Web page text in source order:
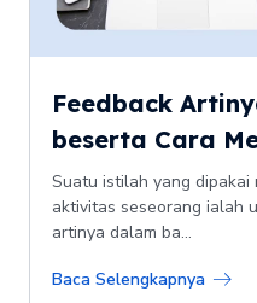
Feedback
beserta Cara
Suatu istilah yang dipakai
aktivitas seseorang ialah
artinya dalam ba...
Baca Selengkapnya